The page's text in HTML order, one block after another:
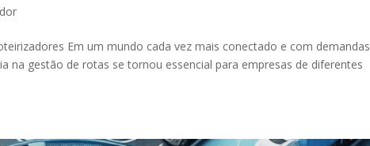
Em um mundo cada vez mais conectado e com demandas
na gestão de rotas se tornou essencial para empresas de diferentes